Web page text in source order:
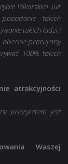
Piłkarskim. Już
takich
takich ludzi i
obecnie pracujemy
100% takich
atrakcyjności
priorytetem jest
Waszej